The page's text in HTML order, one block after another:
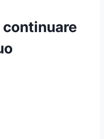
continuare